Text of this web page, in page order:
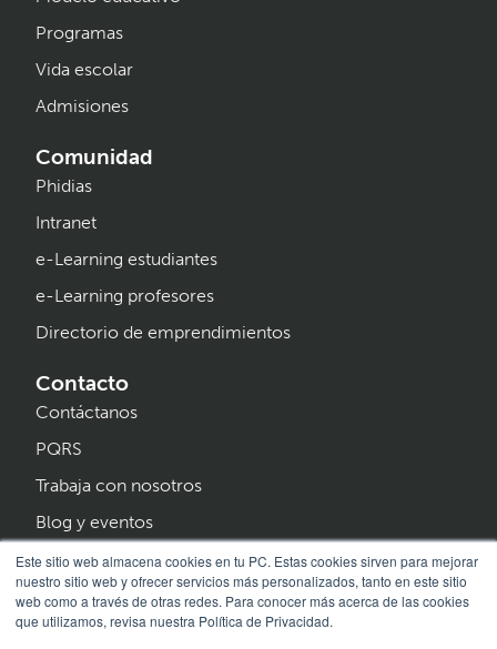
Este sitio web almacena cookies en tu PC. Estas cookies sirven para mejorar
nuestro sitio web y ofrecer servicios más personalizados, tanto en este sitio
web como a través de otras redes. Para conocer más acerca de las cookies
que utilizamos, revisa nuestra Política de Privacidad.
Programas
Vida escolar
Admisiones
Comunidad
Phidias
Intranet
e-Learning estudiantes
e-Learning profesores
Directorio de emprendimientos
Contacto
Contáctanos
PQRS
Trabaja con nosotros
Blog y eventos
Programa Creer